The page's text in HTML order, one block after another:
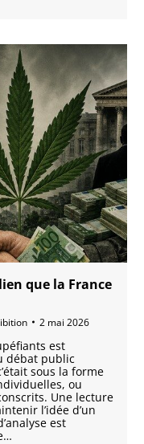
que la France
2 mai 2026
est
débat public
sous la forme
ou
Une lecture
l’idée d’un
est